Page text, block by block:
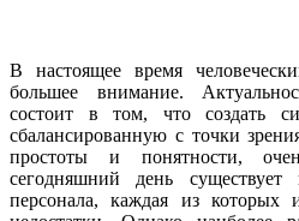
В настоящее время
большее внимание.
состоит в том, что создать
сбалансированную с точки
простоты и понятности,
сегодняшний день существует
персонала, каждая из которых